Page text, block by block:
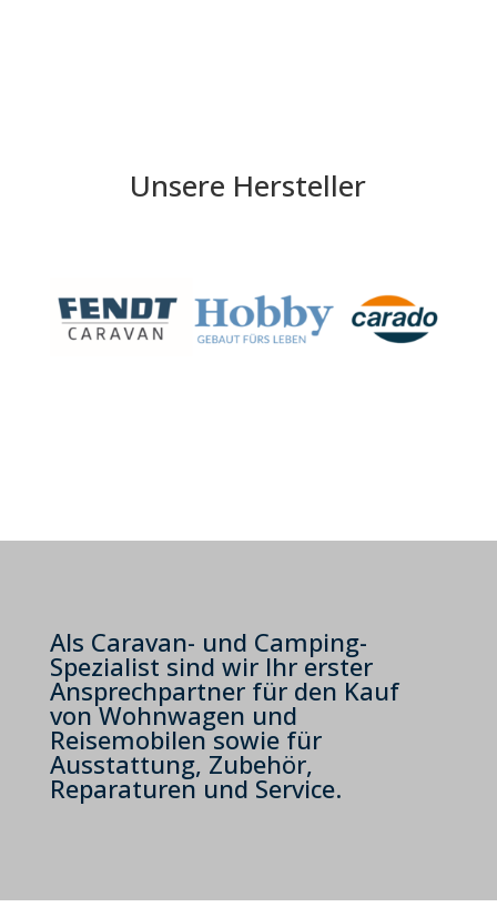
Unsere Hersteller
Als Caravan- und Camping-
Spezialist sind wir Ihr erster
Ansprechpartner für den Kauf
von Wohnwagen und
Reisemobilen sowie für
Ausstattung, Zubehör,
Reparaturen und Service.